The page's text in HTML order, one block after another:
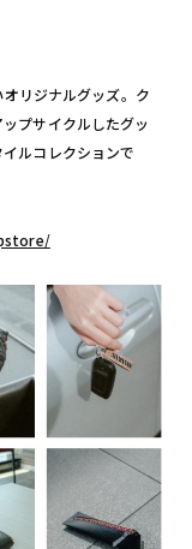
リジナルグッズ。ク
プサイクルしたグッ
ルコレクションで